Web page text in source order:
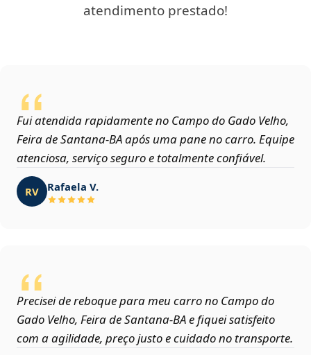
atendimento prestado!
Fui atendida rapidamente no Campo do Gado Velho,
Feira de Santana‑BA após uma pane no carro. Equipe
atenciosa, serviço seguro e totalmente confiável.
RV Rafaela V.
Precisei de reboque para meu carro no Campo do
Gado Velho, Feira de Santana‑BA e fiquei satisfeito
com a agilidade, preço justo e cuidado no transporte.